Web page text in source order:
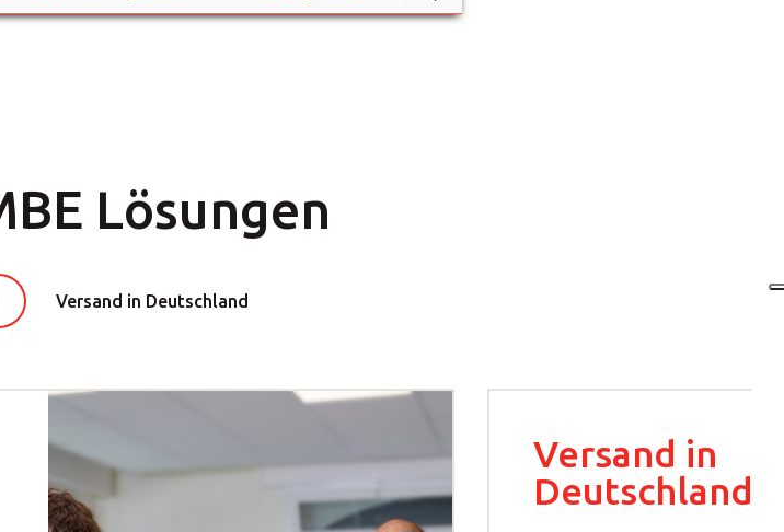
Lösungen
Versand in Deutschland
Versand in
Deutschland